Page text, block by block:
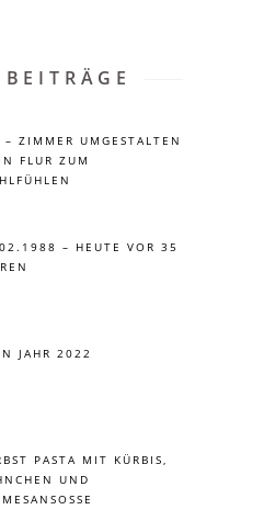
– ZIMMER UMGESTALTEN
FLUR ZUM
– HEUTE VOR 35
JAHR 2022
PASTA MIT KÜRBIS,
UND